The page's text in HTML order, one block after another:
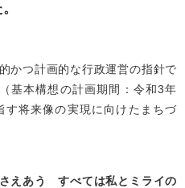
かつ計画的な行政運営の指針で
基本構想の計画期間：令和3年
す将来像の実現に向けたまちづ
あう すべては私とミライの